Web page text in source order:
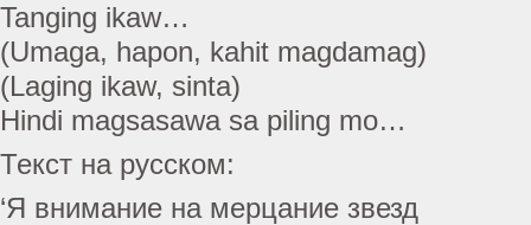
Tanging ikaw…
(Umaga, hapon, kahit magdamag)
(Laging ikaw, sinta)
Hindi magsasawa sa piling mo…
Текст на русском:
‘Я внимание на мерцание звезд